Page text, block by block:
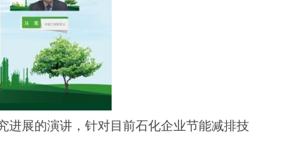
展的演讲，针对目前石化企业节能减排技